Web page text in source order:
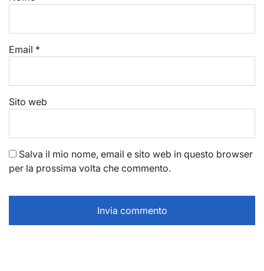
Email *
Sito web
Salva il mio nome, email e sito web in questo browser
per la prossima volta che commento.